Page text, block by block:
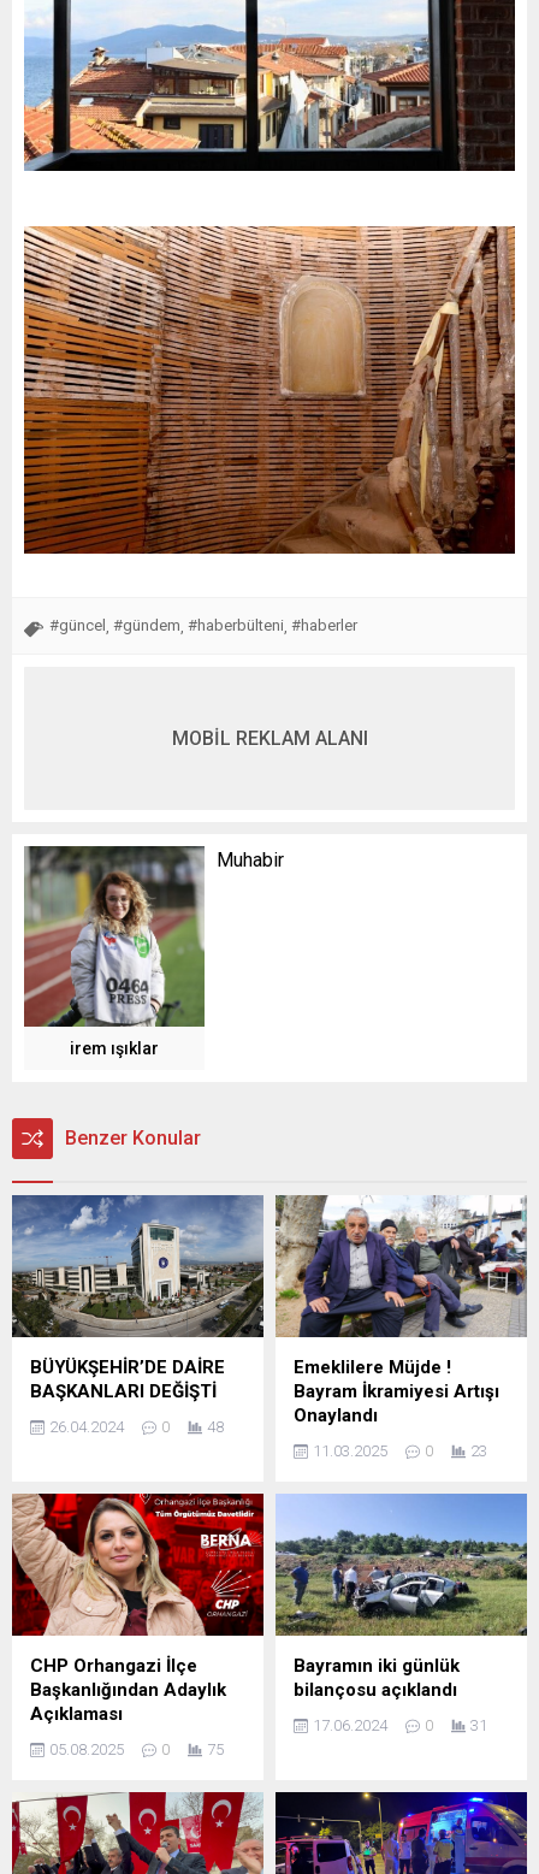
#güncel , #gündem, #haberbülteni, #haberler
MOBİL REKLAM ALANI
irem ışıklar
Muhabir
Benzer Konular
BÜYÜKŞEHİR’DE DAİRE
BAŞKANLARI DEĞİŞTİ
26.04.2024 0 48
Emeklilere Müjde !
Bayram İkramiyesi Artışı
Onaylandı
11.03.2025 0 23
CHP Orhangazi İlçe
Başkanlığından Adaylık
Açıklaması
05.08.2025 0 75
Bayramın iki günlük
bilançosu açıklandı
17.06.2024 0 31